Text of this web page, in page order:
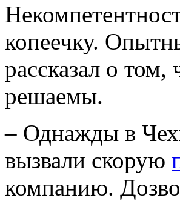
копеечку.
рассказал о том,
решаемы.
– Однажды в
вызвали скорую
компанию.